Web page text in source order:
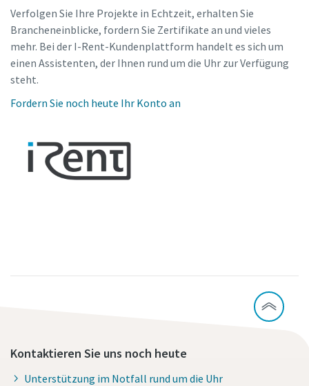
Verfolgen Sie Ihre Projekte in Echtzeit, erhalten Sie
Brancheneinblicke, fordern Sie Zertifikate an und vieles
mehr. Bei der I-Rent-Kundenplattform handelt es sich um
einen Assistenten, der Ihnen rund um die Uhr zur Verfügung
steht.
Fordern Sie noch heute Ihr Konto an
Kontaktieren Sie uns noch heute
Unterstützung im Notfall rund um die Uhr